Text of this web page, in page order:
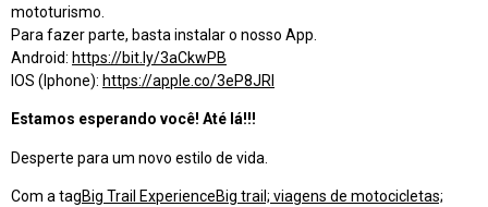
mototurismo.
Para fazer parte, basta instalar o nosso App.
Android: https://bit.ly/3aCkwPB
IOS (Iphone): https://apple.co/3eP8JRl
Estamos esperando você! Até lá!!!
Desperte para um novo estilo de vida.
Com a tagBig Trail ExperienceBig trail; viagens de motocicletas;